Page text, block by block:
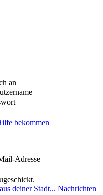
an
bekommen
Adresse
Nachrichten